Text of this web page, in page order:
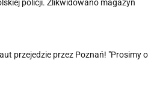
policji. Zlikwidowano magazyn
przejedzie przez Poznań! "Prosimy o